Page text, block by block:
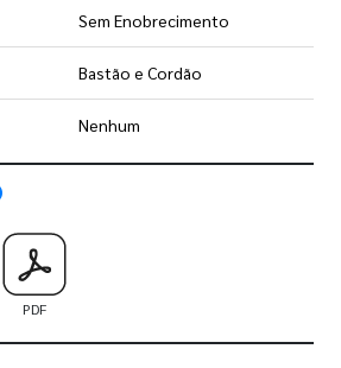
Sem Enobrecimento
Bastão e Cordão
Nenhum
Saiba como utilizar os nossos gabaritos
PDF